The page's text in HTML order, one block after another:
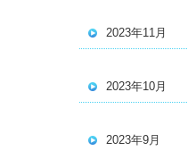
2023年11月
2023年10月
2023年9月